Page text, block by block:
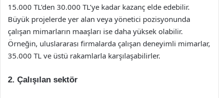
15.000 TL’den 30.000 TL’ye kadar kazanç elde edebilir.
Büyük projelerde yer alan veya yönetici pozisyonunda
çalışan mimarların maaşları ise daha yüksek olabilir.
Örneğin, uluslararası firmalarda çalışan deneyimli mimarlar,
35.000 TL ve üstü rakamlarla karşılaşabilirler.
2. Çalışılan sektör